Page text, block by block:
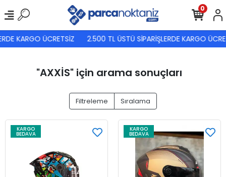
KARGO ÜCRETSİZ 2.500 TL ÜSTÜ SİPARİŞLERDE KARGO
0
"AXXİS" için arama sonuçları
Filtreleme Sıralama
KARGO
BEDAVA
KARGO
BEDAVA